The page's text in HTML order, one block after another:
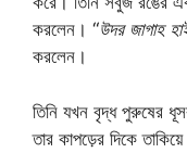
করলেন। “উদর জাগাহ
করলেন।
তিনি যখন বৃদ্ধ পুরুষের
তার কাপড়ের দিকে